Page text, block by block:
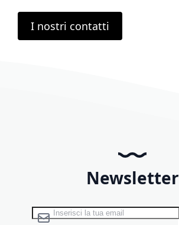
I nostri contatti
Newsletter
Iscriviti alla nostra Newsletter: